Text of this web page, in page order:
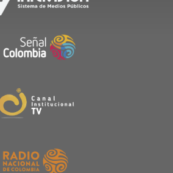
Universitario San Ignacio.
salud mental del adulto
cuidador. Para ello
en desarrollo,
de programas de
líder de la línea de